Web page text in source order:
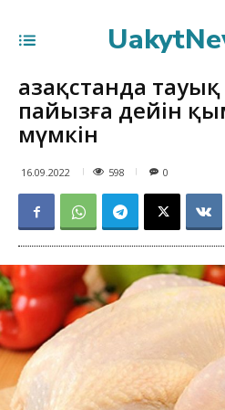
Қазақстанда
пайызға дейін
мүмкін
16.09.2022 598 0